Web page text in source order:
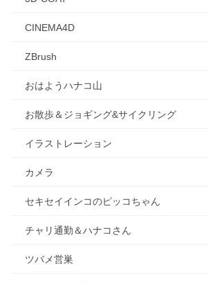
CINEMA4D
ZBrush
おはようハナコ山
お散歩＆ジョギング&サイクリング
イラストレーション
カメラ
セキセイインコのピッコちゃん
チャリ通勤＆ハナコさん
ツバメ営巣